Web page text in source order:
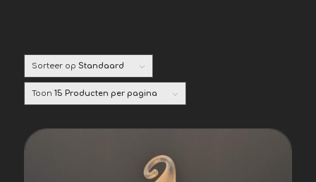
Sorteer op Standaard
Toon 15 Producten per pagina